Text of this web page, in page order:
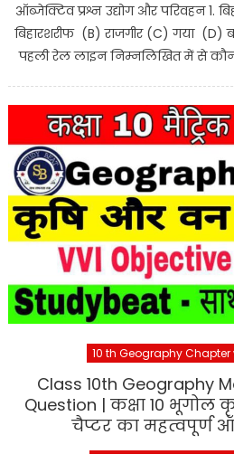
ऑब्जेक्टिव प्रश्न उद्योग और परिवहन 1.
बिहारशरीफ (B) राजगीर (C) गया (D)
पहली रेल लाइन निम्नलिखित में से कौन
10 th Geography Chapter
Class 10th Geography
Question | कक्षा 10
चैप्टर का महत्वपूर्ण